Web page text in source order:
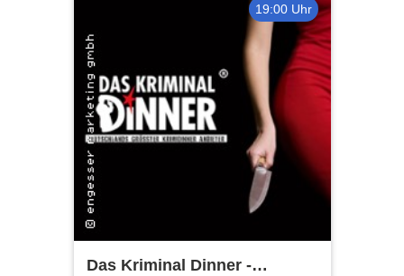
19:00 Uhr
Das Kriminal Dinner -